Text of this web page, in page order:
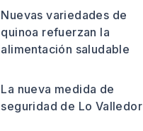
Nuevas variedades de
quinoa refuerzan la
alimentación saludable
La nueva medida de
seguridad de Lo Valledor